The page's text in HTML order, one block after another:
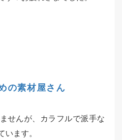
の素材屋さん
せんが、カラフルで派手な
います。